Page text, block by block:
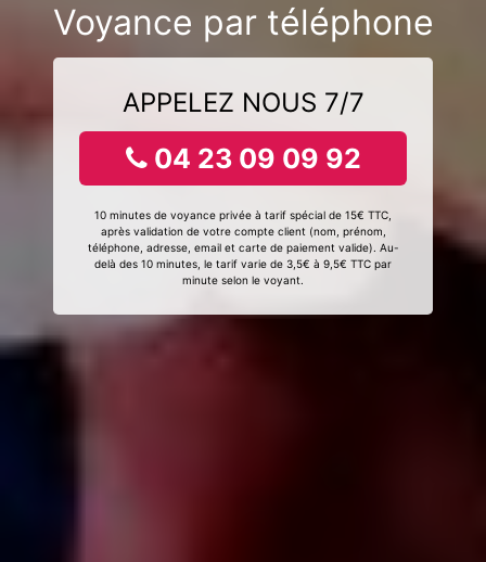
Voyance par téléphone
APPELEZ NOUS 7/7
04 23 09 09 92
10 minutes de voyance privée à tarif spécial de 15€ TTC,
après validation de votre compte client (nom, prénom,
téléphone, adresse, email et carte de paiement valide). Au-
delà des 10 minutes, le tarif varie de 3,5€ à 9,5€ TTC par
minute selon le voyant.